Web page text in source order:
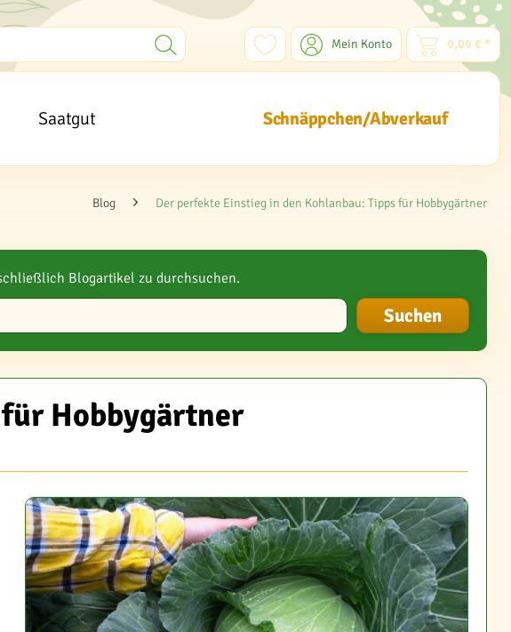
Mein Konto 0,00 € *
Saatgut Schnäppchen/Abverkauf
Blog Der perfekte Einstieg in den Kohlanbau: Tipps für Hobbygärtner
Blogartikel zu durchsuchen.
Hobbygärtner